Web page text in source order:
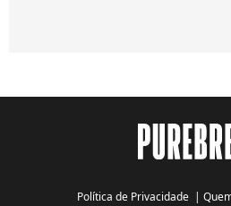
Política de Privacidade |